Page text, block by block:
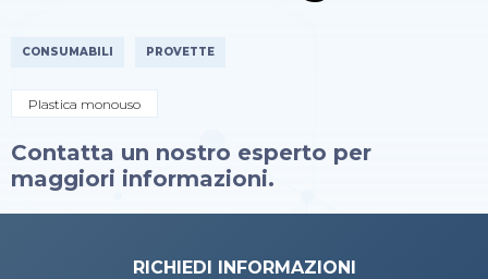
CONSUMABILI PROVETTE
Plastica monouso
Contatta un nostro esperto per
maggiori informazioni.
RICHIEDI INFORMAZIONI